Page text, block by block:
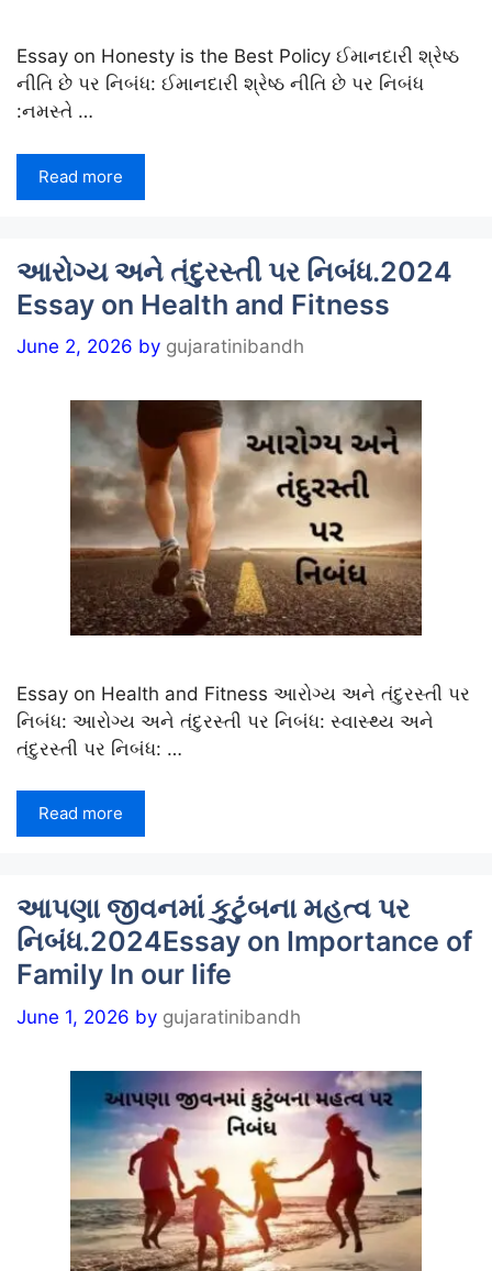
Essay on Honesty is the Best Policy ઈમાનદારી શ્રેષ્ઠ
નીતિ છે પર નિબંધ: ઈમાનદારી શ્રેષ્ઠ નીતિ છે પર નિબંધ
:નમસ્તે …
Read more
આરોગ્ય અને તંદુરસ્તી પર નિબંધ.2024
Essay on Health and Fitness
June 2, 2026 by gujaratinibandh
Essay on Health and Fitness આરોગ્ય અને તંદુરસ્તી પર
નિબંધ: આરોગ્ય અને તંદુરસ્તી પર નિબંધ: સ્વાસ્થ્ય અને
તંદુરસ્તી પર નિબંધ: …
Read more
આપણા જીવનમાં કુટુંબના મહત્વ પર
નિબંધ.2024Essay on Importance of
Family In our life
June 1, 2026 by gujaratinibandh